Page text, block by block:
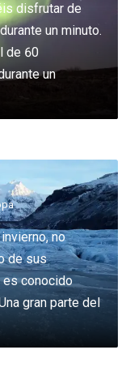
disfrutar de
un minuto.
de 60
un
no
de sus
es conocido
gran parte del